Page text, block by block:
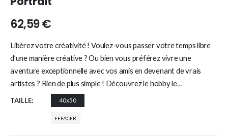
62,59€
Libérez votre créativité ! Voulez-vous passer votre temps libre
d’une manière créative ? Ou bien vous préférez vivre une
aventure exceptionnelle avec vos amis en devenant de vrais
artistes ? Rien de plus simple ! Découvrez le hobby le…
TAILLE 40x50
EFFACER